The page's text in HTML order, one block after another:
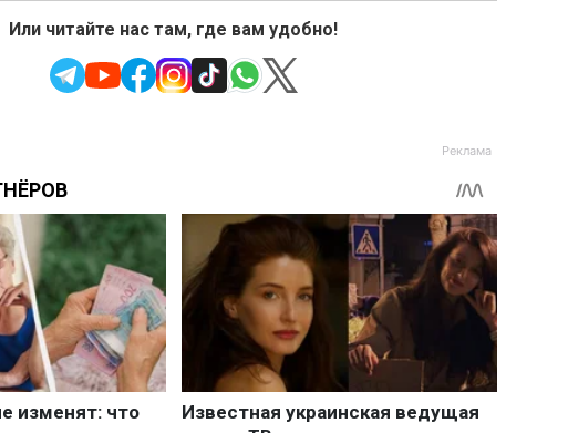
Или читайте нас там, где вам удобно!